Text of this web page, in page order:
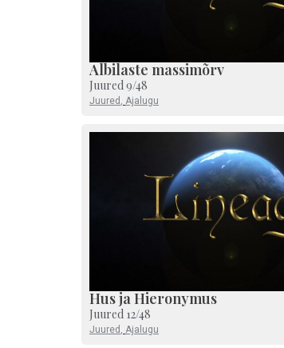
Albilaste massimõrv
Juured 9/48
Juured , Ajalugu
Hus ja Hieronymus
Juured 12/48
Juured , Ajalugu